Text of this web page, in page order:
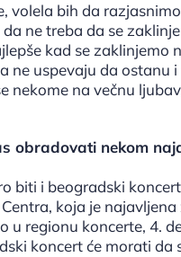
volela bih da
ne treba da se
kad se
ne uspevaju da ostanu
nekome na večnu
obradovati nekom
biti i beogradski
koja je
u regionu koncerte, 4.
koncert će morati da